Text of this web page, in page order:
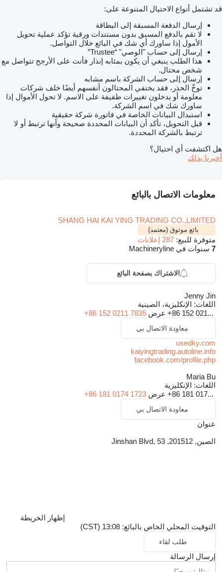
قد تشتمل أنواع الاحتيال المتنوعة على:
إرسال الدفعة المسبقة إلى البطاقة
لا تقم بالدفع المسبق بدون مستندات ورقية تؤكد عملية تحويل
الأمول إذا ساورك أي شك في البائع خلال التواصل.
إرسال إلى حساب "الوصي" “Trustee”
هذا الطلب ينبغي أن يكون بمثابه إنذار فأنت على الأرجح تتواصل مع
شخص محتال.
إرسال إلى حساب الشركة باسم مشابه
توخّ الحذر، فقد يختفي المحتالون أنفسهم أيضًا خلف شركات
معلومة أو يدخلون تغييرات طفيفة على الاسم. لا تحول الأموال إذا
ساورك شك في اسم الشركة.
استبدال البيانات الخاصة في فاتورة شركة حقيقية
قبل التحويل، تأكد أن البيانات المحددة صحيحة وأنها ترتبط أو لا
ترتبط بالشركة المحددة.
هل اكتشفت أي احتيال؟
أخبرنا بذلك
معلومات الاتصال بالبائع
SHANG HAI KAI YING TRADING CO.,LIMITED
بائع موثوق (معتمد)
متوفرة للبيع: 287 إعلانات
7 سنوات في Machineryline
الاشتراك بصفحة البائع
Jenny Jin
اللغات: الإنكليزية، الصينية
+86 152 021... عرض +86 152 0211 7835
معاودة الاتصال بي
usedky.com
kaiyingtrading.autoline.info
facebook.com/profile.php
Maria Bu
اللغات: الإنكليزية
+86 181 017... عرض +86 181 0174 1723
معاودة الاتصال بي
عنوان
الصين, 201512, Jinshan Blvd, 53
إظهار الخريطة
التوقيت المحلي الخاص بالبائع: 13:08 (CST)
طلب لقاء
إرسال الرسالة